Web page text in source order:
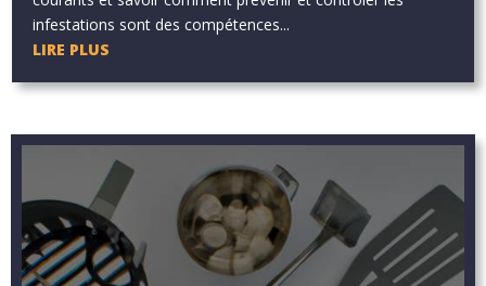
infestations sont des compétences...
LIRE PLUS